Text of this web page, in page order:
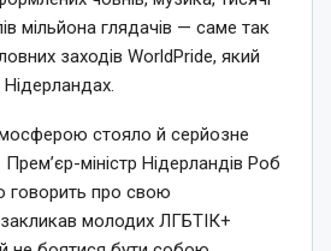
мільйона глядачів — саме так
заходів WorldPride, який
стояло й серйозне
міністр Нідерландів Роб
говорить про свою
закликав молодих ЛГБТІК+